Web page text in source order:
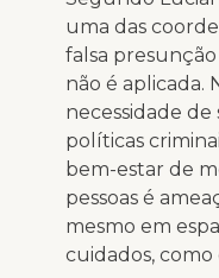
uma das
falsa
não é aplicada.
necessidade
políticas
bem-estar de
pessoas é
mesmo em
cuidados, como